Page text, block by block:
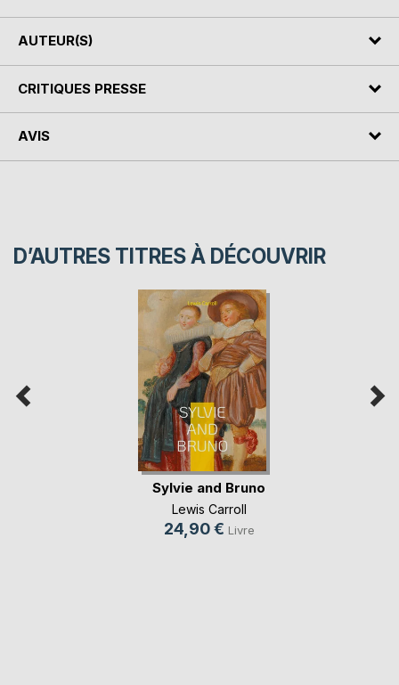
AUTEUR(S)
CRITIQUES PRESSE
AVIS
D’AUTRES TITRES À DÉCOUVRIR
Sylvie and Bruno
Lewis Carroll
24,90 € Livre